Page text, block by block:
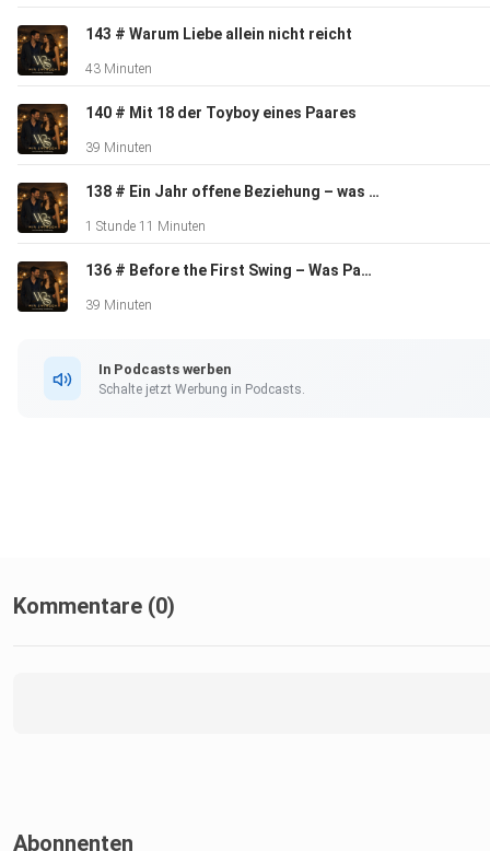
Eine ehrliche und reflektierte Folge über Lust, Kontrolle und die
fühlen.
143 # Warum Liebe allein nicht reicht
43 Minuten
140 # Mit 18 der Toyboy eines Paares
39 Minuten
138 # Ein Jahr offene Beziehung – was hat sich verändert? Interview mit Juliana und Clive von "AuswärtsEssen"
1 Stunde 11 Minuten
136 # Before the First Swing – Was Paare vorher wirklich besprechen sollten
39 Minuten
In Podcasts werben
Schalte jetzt Werbung in Podcasts.
Kommentare (0)
Abonnenten